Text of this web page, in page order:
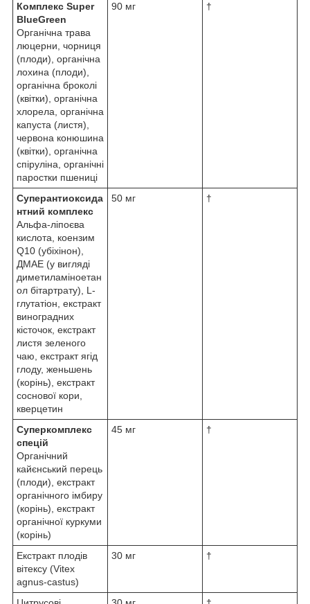
Комплекс Super
BlueGreen
Органічна трава
люцерни, чорниця
(плоди), органічна
лохина (плоди),
органічна броколі
(квітки), органічна
хлорела, органічна
капуста (листя),
червона конюшина
(квітки), органічна
спіруліна, органічні
паростки пшениці
90 мг †
Суперантиоксида
нтний комплекс
Альфа-ліпоєва
кислота, коензим
Q10 (убіхінон),
ДМАЕ (у вигляді
диметиламіноетан
ол бітартрату), L-
глутатіон, екстракт
виноградних
кісточок, екстракт
листя зеленого
чаю, екстракт ягід
глоду, женьшень
(корінь), екстракт
соснової кори,
кверцетин
50 мг †
Суперкомплекс
спецій
Органічний
кайєнський перець
(плоди), екстракт
органічного імбиру
(корінь), екстракт
органічної куркуми
(корінь)
45 мг †
Екстракт плодів
вітексу (Vitex
agnus-castus)
30 мг †